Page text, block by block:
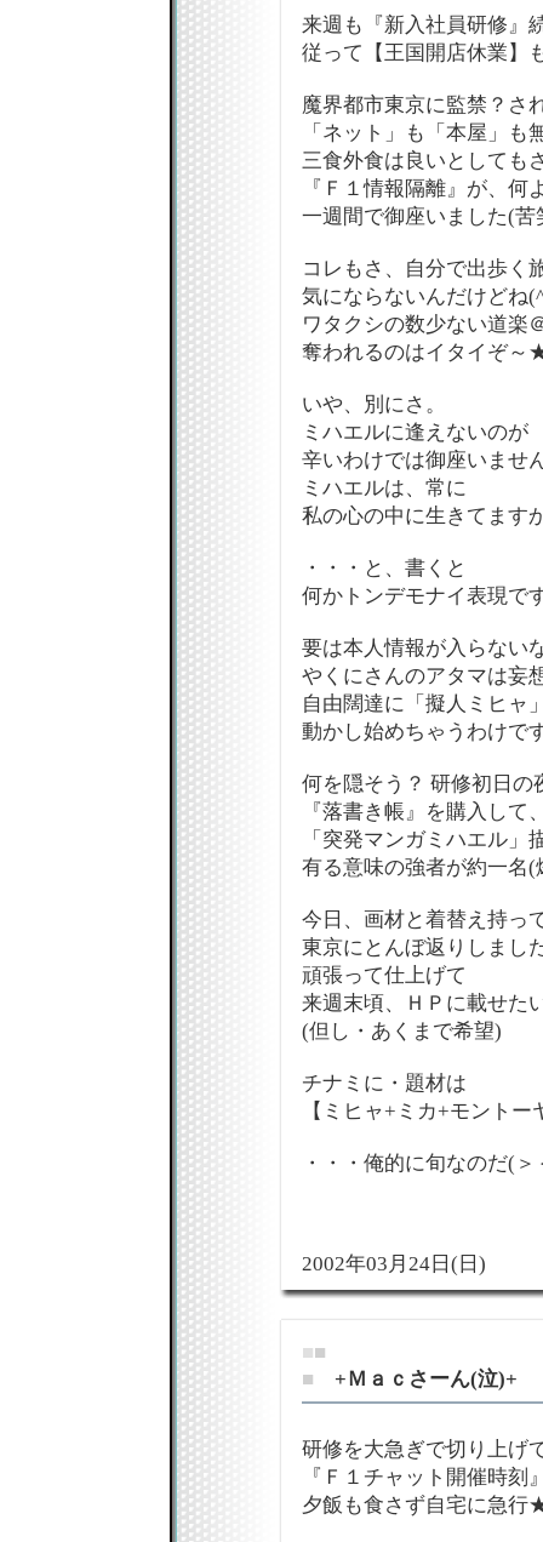
来週も『新入社員研修』
従って【王国開店休業】
魔界都市東京に監禁？さ
「ネット」も「本屋」も
三食外食は良いとしても
『Ｆ１情報隔離』が、何
一週間で御座いました(苦
コレもさ、自分で出歩く
気にならないんだけどね
ワタクシの数少ない道楽
奪われるのはイタイぞ～
いや、別にさ。
ミハエルに逢えないのが
辛いわけでは御座いませ
ミハエルは、常に
私の心の中に生きてます
・・・と、書くと
何かトンデモナイ表現で
要は本人情報が入らない
やくにさんのアタマは妄
自由闊達に「擬人ミヒャ
動かし始めちゃうわけで
何を隠そう？ 研修初日の
『落書き帳』を購入して
「突発マンガミハエル」
有る意味の強者が約一名(
今日、画材と着替え持っ
東京にとんぼ返りしまし
頑張って仕上げて
来週末頃、ＨＰに載せた
(但し・あくまで希望)
チナミに・題材は
【ミヒャ+ミカ+モントー
・・・俺的に旬なのだ(＞
2002年03月24日(日)
■■
■
+Ｍａｃさーん(泣)+
研修を大急ぎで切り上げ
『Ｆ１チャット開催時刻
夕飯も食さず自宅に急行